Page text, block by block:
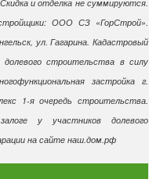
и отделка не суммируются.
ООО СЗ «ГорСтрой».
ул. Гагарина. Кадастровый
долевого строительства в силу
застройка г.
1-я очередь строительства.
у участников долевого
на сайте наш.дом.рф